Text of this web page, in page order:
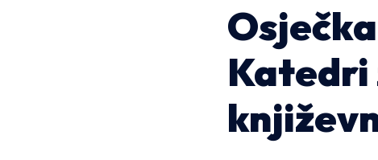
Katedri